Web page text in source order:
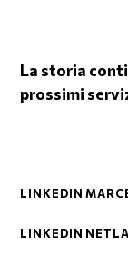
La storia
prossimi
LINKEDIN
LINKEDIN